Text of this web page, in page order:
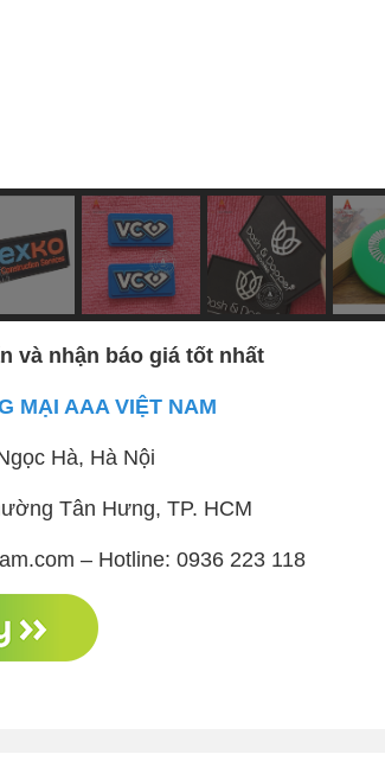
và nhận báo giá tốt nhất
MẠI AAA VIỆT NAM
Hà, Hà Nội
Tân Hưng, TP. HCM
– Hotline: 0936 223 118